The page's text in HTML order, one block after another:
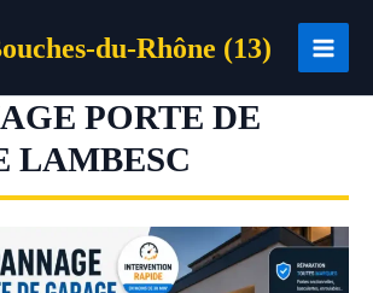
du-Rhône (13)
PORTE DE
LAMBESC